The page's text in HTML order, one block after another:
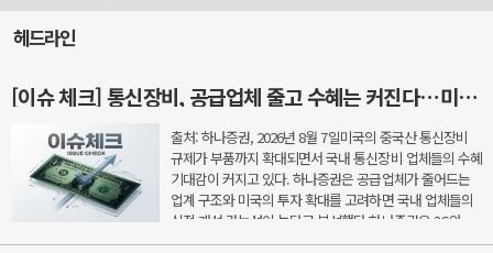
헤드라인
[이슈 체크] 통신장비, 공급업체 줄고 수혜는 커진다…미국 규제가 새 기회
출처: 하나증권, 2026년 8월 7일미국의 중국산 통신장비
규제가 부품까지 확대되면서 국내 통신장비 업체들의 수혜
기대감이 커지고 있다. 하나증권은 공급업체가 줄어드는
업계 구조와 미국의 투자 확대를 고려하면 국내 업체들의
실적 개선 가능성이 높다고 분석했다.하나증권은 3G와
LTE, 5G를 거치며 통신장비 업체 수는 줄어든 반면 선도 ...